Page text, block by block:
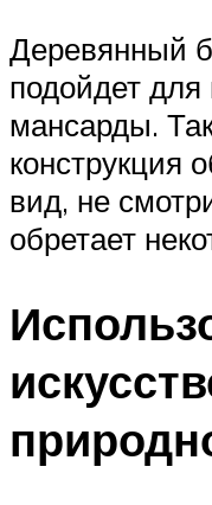
Деревянный
подойдет для
мансарды.
конструкция
вид, не
обретает